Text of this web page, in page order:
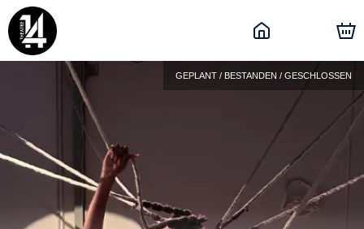
GEPLANT / BESTANDEN / GESCHLOSSEN